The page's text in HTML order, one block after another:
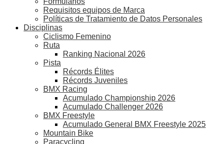
Requisitos equipos de Marca
Políticas de Tratamiento de Datos Personales
Disciplinas
Ciclismo Femenino
Ruta
Ranking Nacional 2026
Pista
Récords Élites
Récords Juveniles
BMX Racing
Acumulado Championship 2026
Acumulado Challenger 2026
BMX Freestyle
Acumulado General BMX Freestyle 2025
Mountain Bike
Paracycling